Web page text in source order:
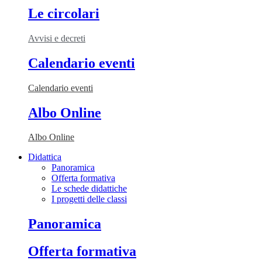
Le circolari
Avvisi e decreti
Calendario eventi
Calendario eventi
Albo Online
Albo Online
Didattica
Panoramica
Offerta formativa
Le schede didattiche
I progetti delle classi
Panoramica
Offerta formativa